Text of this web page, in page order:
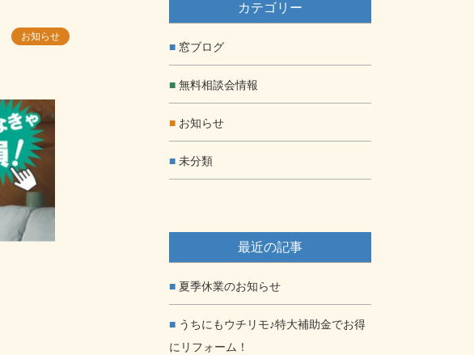
お知らせ
カテゴリー
窓ブログ
無料相談会情報
お知らせ
未分類
最近の記事
夏季休業のお知らせ
うちにもウチリモ♪特大補助金でお得
にリフォーム！